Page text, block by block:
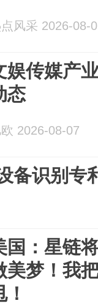
风采 2026-08-
娱传媒产
态
2026-08-07
备识别专
国：星链
美梦！我
！